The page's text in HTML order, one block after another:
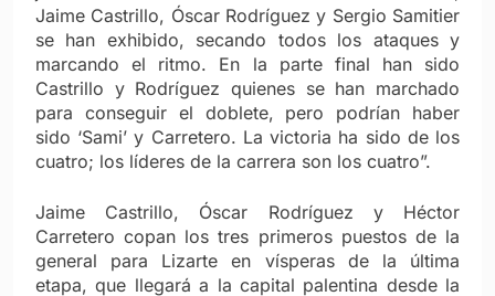
Jaime Castrillo, Óscar Rodríguez y Sergio Samitier
se han exhibido, secando todos los ataques y
marcando el ritmo. En la parte final han sido
Castrillo y Rodríguez quienes se han marchado
para conseguir el doblete, pero podrían haber
sido ‘Sami’ y Carretero. La victoria ha sido de los
cuatro; los líderes de la carrera son los cuatro”.
Jaime Castrillo, Óscar Rodríguez y Héctor
Carretero copan los tres primeros puestos de la
general para Lizarte en vísperas de la última
etapa, que llegará a la capital palentina desde la